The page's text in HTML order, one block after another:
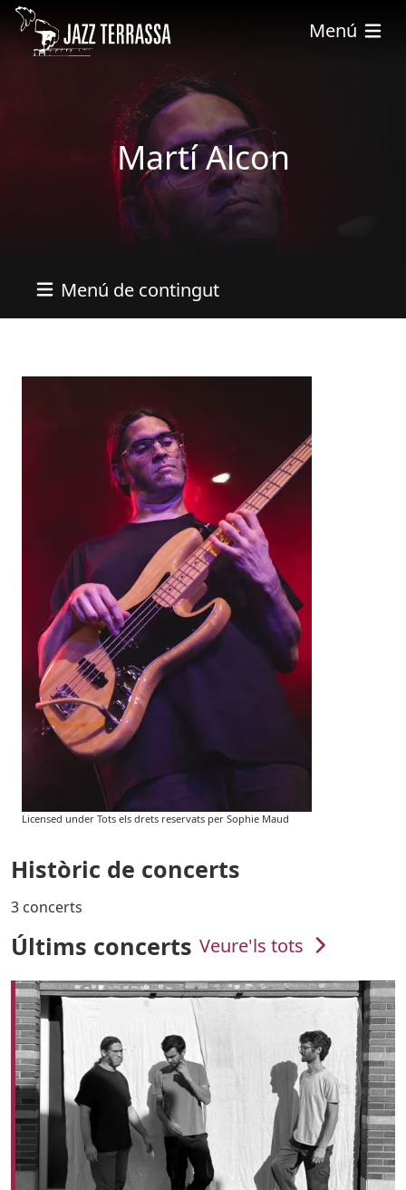
Vés al contingut
Menú
Martí Alcon
Menú de contingut
Licensed under Tots els drets reservats per Sophie Maud
Històric de concerts
3 concerts
Últims concerts Veure'ls tots